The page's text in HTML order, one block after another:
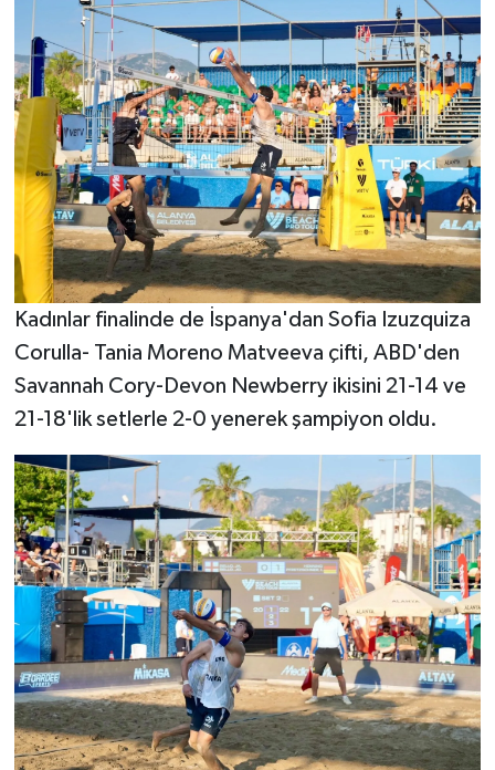
Kadınlar finalinde de İspanya'dan Sofia Izuzquiza
Corulla- Tania Moreno Matveeva çifti, ABD'den
Savannah Cory-Devon Newberry ikisini 21-14 ve
21-18'lik setlerle 2-0 yenerek şampiyon oldu.